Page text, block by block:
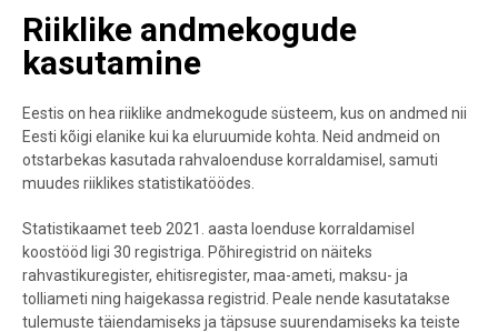
Riiklike andmekogude
kasutamine
Eestis on hea riiklike andmekogude süsteem, kus on andmed nii
Eesti kõigi elanike kui ka eluruumide kohta. Neid andmeid on
otstarbekas kasutada rahvaloenduse korraldamisel, samuti
muudes riiklikes statistikatöödes.
Statistikaamet teeb 2021. aasta loenduse korraldamisel
koostööd ligi 30 registriga. Põhiregistrid on näiteks
rahvastikuregister, ehitisregister, maa-ameti, maksu- ja
tolliameti ning haigekassa registrid. Peale nende kasutatakse
tulemuste täiendamiseks ja täpsuse suurendamiseks ka teiste